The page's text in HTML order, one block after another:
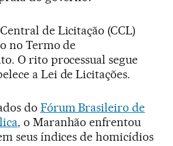
de Licitação (CCL)
no Termo de
O rito processual segue
a Lei de Licitações.
do Fórum Brasileiro de
, o Maranhão enfrentou
seus índices de homicídios